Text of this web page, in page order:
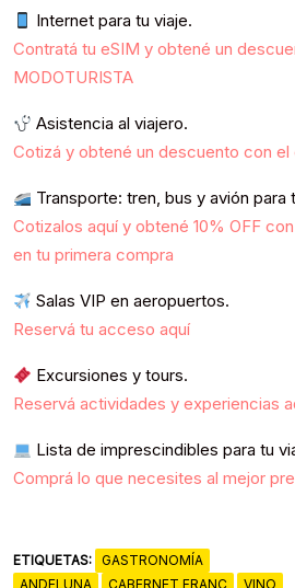
Internet para tu viaje.
Contratá tu eSIM y obtené un
MODOTURISTA
Asistencia al viajero.
Cotizá y obtené un descuento con el
Transporte: tren, bus y avión para
Cotizalos aquí y obtené 10% OFF
en tu primera compra
Salas VIP en aeropuertos.
Reservá tu acceso aquí
Excursiones y tours.
Reservá actividades y experiencias
Lista de imprescindibles para tu
Comprá lo que necesites al mejor
ETIQUETAS: GASTRONOMÍA
ANDELUNA
CABERNET FRANC VINO